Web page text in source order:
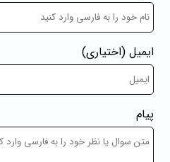
ایمیل (اختیاری)
پیام